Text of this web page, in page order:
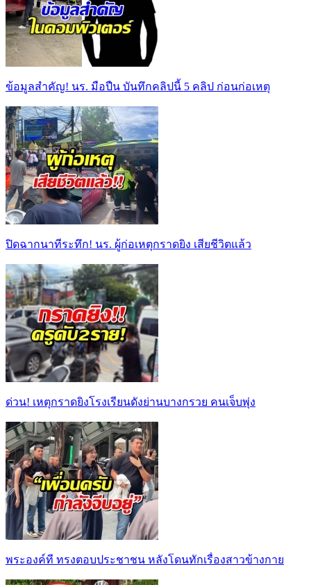
ข้อมูลสำคัญ! นร. มือปืน บันทึกคลิปนี้ 5 คลิป ก่อนก่อเหตุ
ปิดฉากนาทีระทึก! นร. ผู้ก่อเหตุกราดยิง เสียชีวิตแล้ว
ด่วน! เหตุกราดยิงโรงเรียนดังย่านบางกรวย คนเจ็บพุ่ง
พระองค์ที ทรงตอบประชาชน หลังโดนทักเรื่องสาวข้างกาย